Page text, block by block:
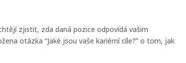
zjistit, zda daná pozice odpovídá vašim
otázka “Jaké jsou vaše kariérní cíle?” o tom, jak